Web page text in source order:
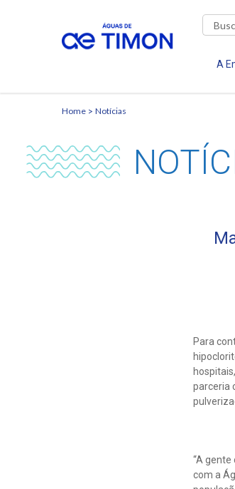
A
Home Notícias
Para
parceria
“A
com a